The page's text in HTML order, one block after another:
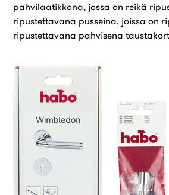
pahvilaatikkona, jossa on reikä
ripustettavana pusseina, joissa on
ripustettavana pahvisena